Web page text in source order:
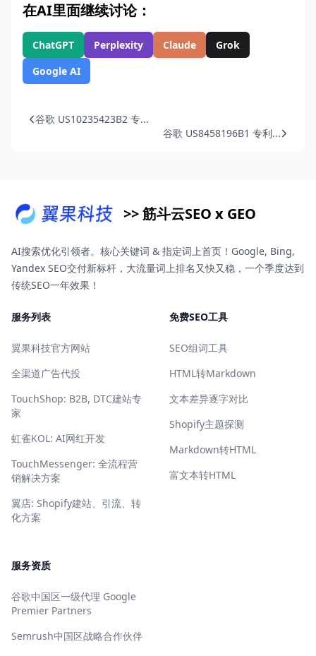
在AI里面继续讨论：
ChatGPT Perplexity Claude
Grok
Google AI
谷歌 US10235423B2 专...
谷歌 US8458196B1 专利...
>> 筋斗云SEO x GEO
AI搜索优化引领者。核心关键词 & 指定词上首页！Google, Bing,
Yandex SEO交付新标杆，大流量词上排名又快又稳，一个季度达到
传统SEO一年效果！
服务列表
翼果科技官方网站
全渠道广告代投
TouchShop: B2B, DTC建站专
家
虹雀KOL: AI网红开发
TouchMessenger: 全流程营
销解决方案
翼店: Shopify建站、引流、转
化方案
免费SEO工具
SEO组词工具
HTML转Markdown
文本差异逐字对比
Shopify主题探测
Markdown转HTML
富文本转HTML
服务资质
谷歌中国区一级代理 Google
Premier Partners
Semrush中国区战略合作伙伴